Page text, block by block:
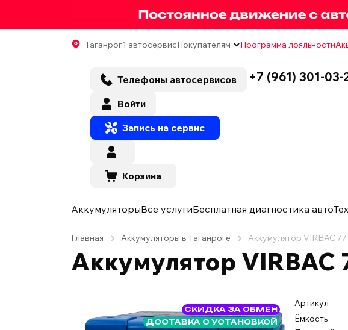
Таганрог1 автосервисПокупателям Программа лояльности
Телефоны автосервисов +7 (961) 301-03-
Войти
Запись на сервис
Корзина
АккумуляторыВсе услугиБесплатная диагностика авто
Главная Аккумуляторы в Таганроге Аккумулятор VIRBAC
Аккумулятор VIRBAC
СКИДКА ЗА ОБМЕН
ДОСТАВКА С УСТАНОВКОЙ
Артикул
Ёмкость